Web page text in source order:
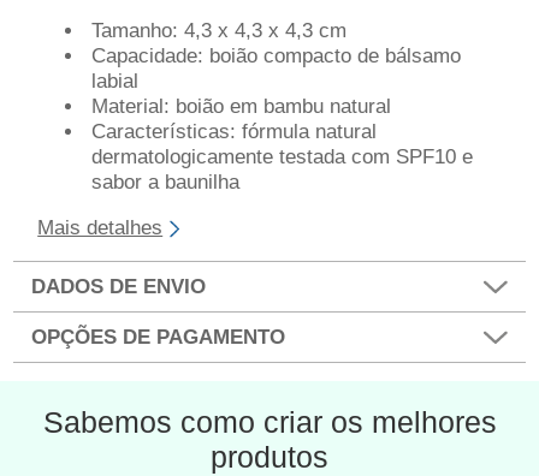
Tamanho: 4,3 x 4,3 x 4,3 cm
Capacidade: boião compacto de bálsamo
labial
Material: boião em bambu natural
Características: fórmula natural
dermatologicamente testada com SPF10 e
sabor a baunilha
Mais detalhes
DADOS DE ENVIO
OPÇÕES DE PAGAMENTO
Sabemos como criar os melhores
produtos